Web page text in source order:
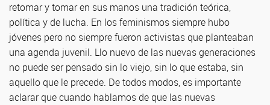
retomar y tomar en sus manos una tradición teórica,
política y de lucha. En los feminismos siempre hubo
jóvenes pero no siempre fueron activistas que planteaban
una agenda juvenil. Llo nuevo de las nuevas generaciones
no puede ser pensado sin lo viejo, sin lo que estaba, sin
aquello que le precede. De todos modos, es importante
aclarar que cuando hablamos de que las nuevas